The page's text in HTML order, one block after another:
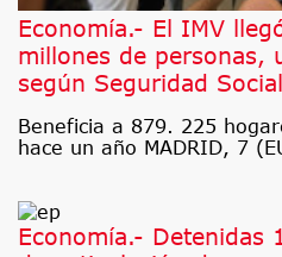
Economía.- El IMV
millones de personas,
según Seguridad Social
Beneficia a 879. 225
hace un año MADRID, 7
Economía.- Detenidas